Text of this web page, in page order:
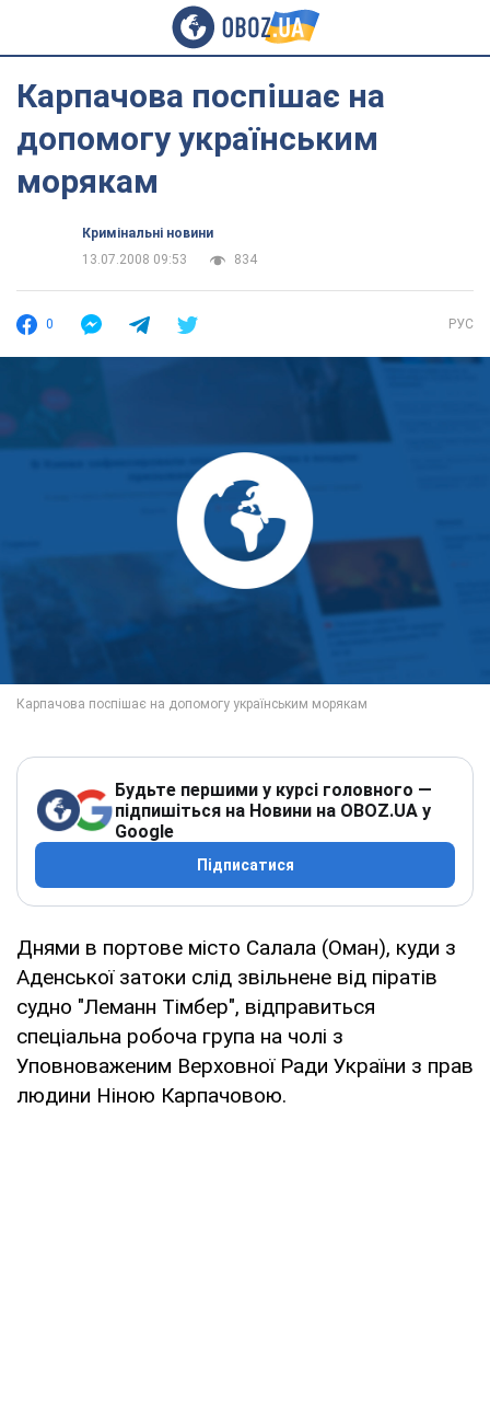
Карпачова поспішає на
допомогу українським
морякам
Кримінальні новини
13.07.2008 09:53
834
0 РУС
Будьте першими у курсі головного —
підпишіться на Новини на OBOZ.UA у
Google
Підписатися
Днями в портове місто Салала (Оман), куди з
Аденської затоки слід звільнене від піратів
судно "Леманн Тімбер", відправиться
спеціальна робоча група на чолі з
Уповноваженим Верховної Ради України з прав
людини Ніною Карпачовою.